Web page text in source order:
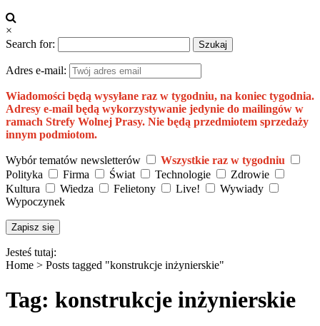
×
Search for:
Adres e-mail:
Wiadomości będą wysyłane raz w tygodniu, na koniec tygodnia.
Adresy e-mail będą wykorzystywanie jedynie do mailingów w
ramach Strefy Wolnej Prasy. Nie będą przedmiotem sprzedaży
innym podmiotom.
Wybór tematów newsletterów
Wszystkie raz w tygodniu
Polityka
Firma Świat Technologie
Zdrowie
Kultura
Wiedza Felietony Live!
Wywiady
Wypoczynek
Jesteś tutaj:
Home > Posts tagged "konstrukcje inżynierskie"
Tag: konstrukcje inżynierskie